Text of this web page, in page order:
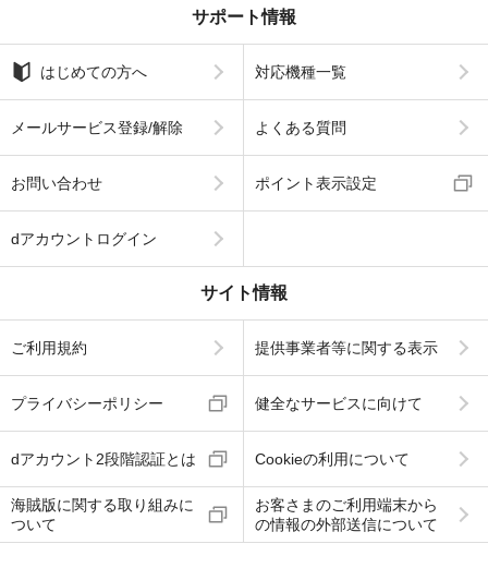
サポート情報
はじめての方へ 対応機種一覧
メールサービス登録/解除 よくある質問
お問い合わせ ポイント表示設定
dアカウントログイン
サイト情報
ご利用規約 提供事業者等に関する表示
プライバシーポリシー 健全なサービスに向けて
dアカウント2段階認証とは Cookieの利用について
海賊版に関する取り組みに
ついて
お客さまのご利用端末から
の情報の外部送信について